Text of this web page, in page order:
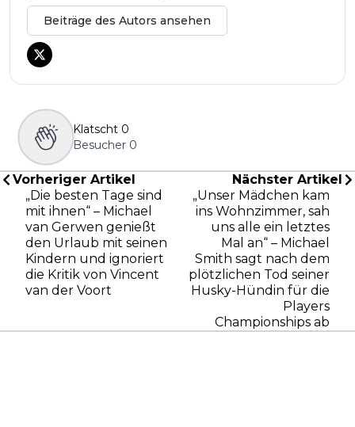
Beiträge des Autors ansehen
Klatscht 0
Besucher 0
Vorheriger Artikel
„Die besten Tage sind
mit ihnen“ – Michael
van Gerwen genießt
den Urlaub mit seinen
Kindern und ignoriert
die Kritik von Vincent
van der Voort
Nächster Artikel
„Unser Mädchen kam
ins Wohnzimmer, sah
uns alle ein letztes
Mal an“ – Michael
Smith sagt nach dem
plötzlichen Tod seiner
Husky-Hündin für die
Players
Championships ab